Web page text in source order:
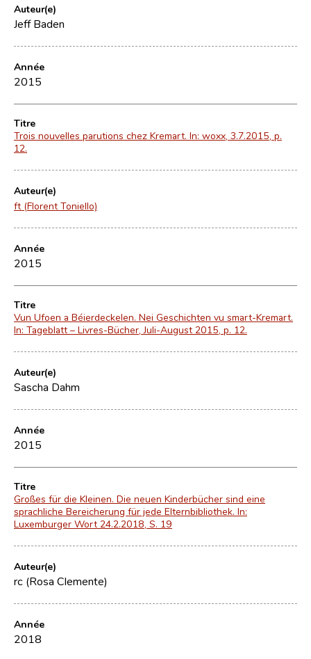
Auteur(e)
Jeff Baden
Année
2015
Titre
Trois nouvelles parutions chez Kremart. In: woxx, 3.7.2015, p.
12.
Auteur(e)
ft (Florent Toniello)
Année
2015
Titre
Vun Ufoen a Béierdeckelen. Nei Geschichten vu smart-Kremart.
In: Tageblatt – Livres-Bücher, Juli-August 2015, p. 12.
Auteur(e)
Sascha Dahm
Année
2015
Titre
Großes für die Kleinen. Die neuen Kinderbücher sind eine
sprachliche Bereicherung für jede Elternbibliothek. In:
Luxemburger Wort 24.2.2018, S. 19
Auteur(e)
rc (Rosa Clemente)
Année
2018